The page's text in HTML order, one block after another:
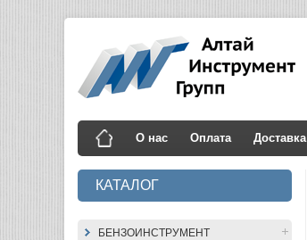
О нас Оплата Доставка
КАТАЛОГ
БЕНЗОИНСТРУМЕНТ